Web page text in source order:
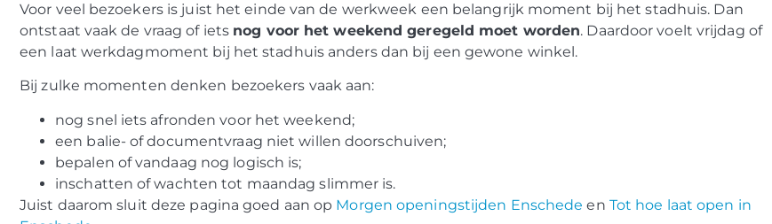
Voor veel bezoekers is juist het einde van de werkweek een belangrijk moment bij het stadhuis. Dan
ontstaat vaak de vraag of iets nog voor het weekend geregeld moet worden. Daardoor voelt vrijdag of
een laat werkdagmoment bij het stadhuis anders dan bij een gewone winkel.
Bij zulke momenten denken bezoekers vaak aan:
nog snel iets afronden voor het weekend;
een balie- of documentvraag niet willen doorschuiven;
bepalen of vandaag nog logisch is;
inschatten of wachten tot maandag slimmer is.
Juist daarom sluit deze pagina goed aan op Morgen openingstijden Enschede en Tot hoe laat open in